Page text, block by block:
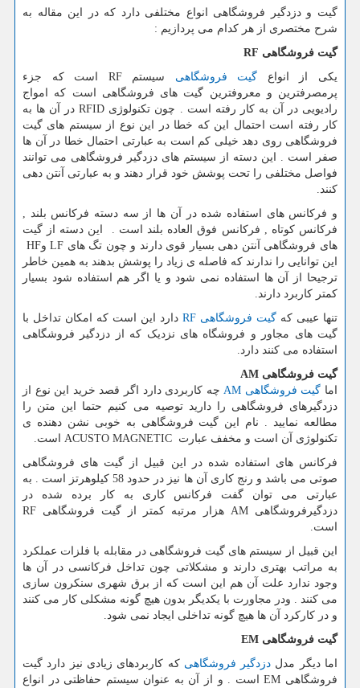
گیت و دزدگیر فروشگاهی انواع مختلفی دارد که در این مقاله به
شرح مختصری از هر کدام می پردازیم :
گیت فروشگاهی RF
یکی از انواع گیت فروشگاهی سیستمRF است که جزء
پرمصرفترین و معروفترین گیت های فروشگاهی است که امواج
رادیویی در آن به کار رفته است . چون تکنولوژی RFIDدر آن ها به
کار رفته است احتمال این که خطا در این نوع از سیستم های گیت
فروشگاهی روی دهد خیلی کم است به عبارتی احتمال خطا در آن ها
صفر است . این دسته از سیستم های دزدگیر فروشگاهی می توانند
فواصل مختلفی را تحت پوشش خود قرار دهند و به عبارتی آنتن دهی
کنند.
و فرکانس های استفاده شده در آن ها از سه دسته فرکانس بلند ,
فرکانس کوتاه , فرکانس فوق العاده بلند است . این دسته از گیت
های فروشگاهی آنتن دهی بسیار قوی دارند و چون تگ های LFوHF
این توانایی را ندارند که فاصله ی زیاد را پوشش بدهند به همین خاطر
ترجیحا از آن ها استفاده نمی شود و یا اگر هم استفاده شود بسیار
کمتر کاربرد دارند.
تنها عیبی که گیت فروشگاهی RF دارد این است که امکان تداخل با
گیت های مجاور و فروشگاه های نزدیک که از دزدگیر فروشگاهی
استفاده می کنند دارد.
گیت فروشگاهی AM
اما گیت فروشگاهی AM چه کاربردی دارد اگر قصد خرید این نوع از
دزدگیرهای فروشگاهی را دارید توصیه می کنیم حتما این متن را
مطالعه نمایید . نام این گیت فروشگاهی به خوبی نشن دهنده ی
تکنولوژی آن است و مخفف عبارت ACUSTO MAGNETIC است.
فرکانس های استفاده شده در این قبیل از گیت های فروشگاهی
صوتی می باشد و رنج کاری آن ها نیز در حدود 58 کیلوهرتز است . به
عبارتی می توان گفت فرکانس کاری به کار برده شده در
دزدگیرفروشگاهی AM هزار مرتبه کمتر از گیت فروشگاهی RF
است.
این قبیل از سیستم های گیت فروشگاهی در مقابله با فلزات عملکرد
به مراتب بهتری دارند و مشکلاتی چون تداخل فرکانسی در آن ها
وجود ندارد علت آن هم این است که از برق شهری سنکرون سازی
می کنند . ودر مجاورت با یکدیگر بدون هیچ گونه مشکلی کار می کنند
و در کارکرد آن ها هیچ گونه تداخلی ایجاد نمی شود.
گیت فروشگاهی EM
اما دیگر مدل دزدگیر فروشگاهی که کاربردهای زیادی نیز دارد گیت
فروشگاهی EMاست . و از آن به عنوان سیستم حفاظتی در انواع